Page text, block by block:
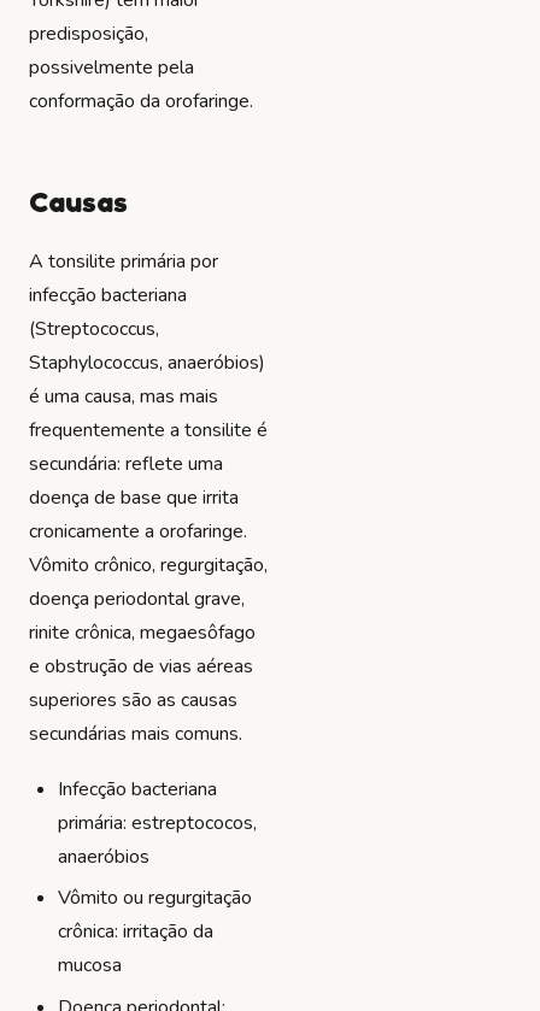
predisposição,
possivelmente pela
conformação da orofaringe.
Causas
A tonsilite primária por
infecção bacteriana
(Streptococcus,
Staphylococcus, anaeróbios)
é uma causa, mas mais
frequentemente a tonsilite é
secundária: reflete uma
doença de base que irrita
cronicamente a orofaringe.
Vômito crônico, regurgitação,
doença periodontal grave,
rinite crônica, megaesôfago
e obstrução de vias aéreas
superiores são as causas
secundárias mais comuns.
Infecção bacteriana
primária: estreptococos,
anaeróbios
Vômito ou regurgitação
crônica: irritação da
mucosa